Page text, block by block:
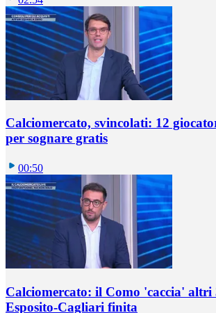
Calciomercato, svincolati: 12
per sognare gratis
00:50
Calciomercato: il Como 'caccia'
Esposito-Cagliari finita